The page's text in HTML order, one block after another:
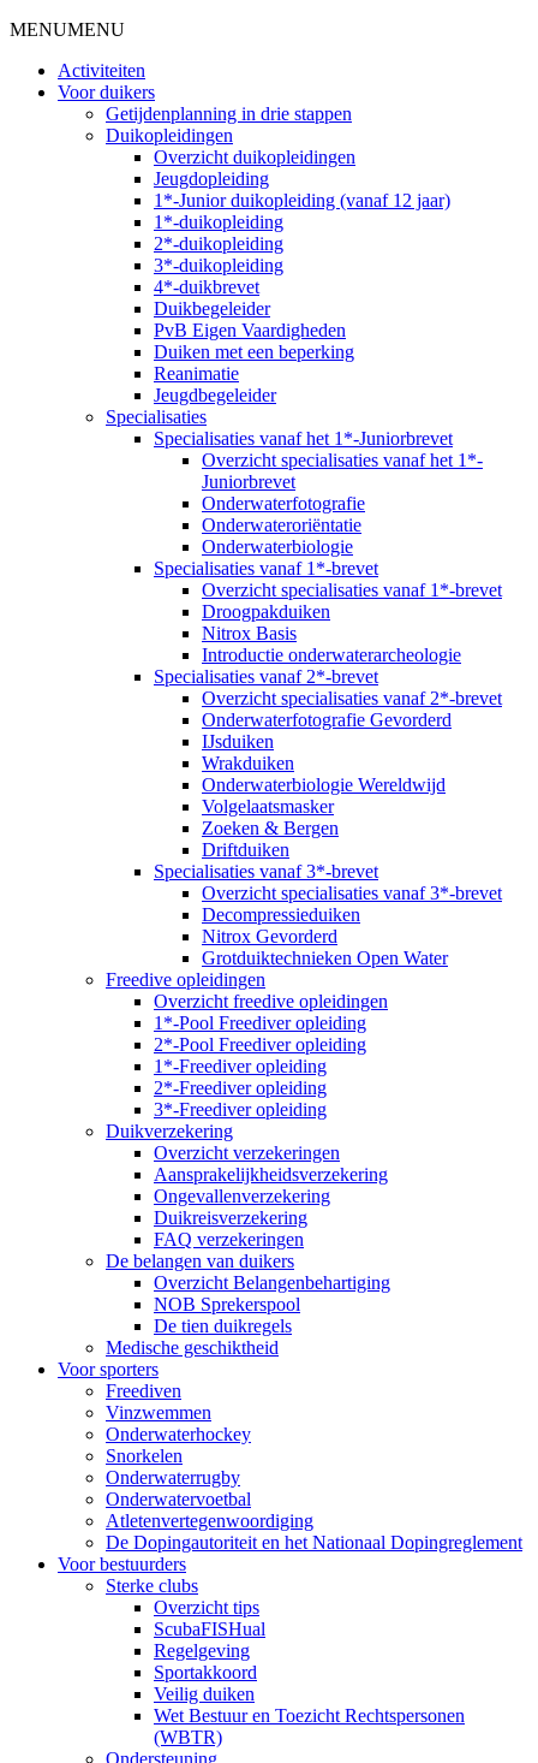
MENUMENU
Activiteiten
Voor duikers
Getijdenplanning in drie stappen
Duikopleidingen
Overzicht duikopleidingen
Jeugdopleiding
1*-Junior duikopleiding (vanaf 12 jaar)
1*-duikopleiding
2*-duikopleiding
3*-duikopleiding
4*-duikbrevet
Duikbegeleider
PvB Eigen Vaardigheden
Duiken met een beperking
Reanimatie
Jeugdbegeleider
Specialisaties
Specialisaties vanaf het 1*-Juniorbrevet
Overzicht specialisaties vanaf het 1*-
Juniorbrevet
Onderwaterfotografie
Onderwateroriëntatie
Onderwaterbiologie
Specialisaties vanaf 1*-brevet
Overzicht specialisaties vanaf 1*-brevet
Droogpakduiken
Nitrox Basis
Introductie onderwaterarcheologie
Specialisaties vanaf 2*-brevet
Overzicht specialisaties vanaf 2*-brevet
Onderwaterfotografie Gevorderd
IJsduiken
Wrakduiken
Onderwaterbiologie Wereldwijd
Volgelaatsmasker
Zoeken & Bergen
Driftduiken
Specialisaties vanaf 3*-brevet
Overzicht specialisaties vanaf 3*-brevet
Decompressieduiken
Nitrox Gevorderd
Grotduiktechnieken Open Water
Freedive opleidingen
Overzicht freedive opleidingen
1*-Pool Freediver opleiding
2*-Pool Freediver opleiding
1*-Freediver opleiding
2*-Freediver opleiding
3*-Freediver opleiding
Duikverzekering
Overzicht verzekeringen
Aansprakelijkheidsverzekering
Ongevallenverzekering
Duikreisverzekering
FAQ verzekeringen
De belangen van duikers
Overzicht Belangenbehartiging
NOB Sprekerspool
De tien duikregels
Medische geschiktheid
Voor sporters
Freediven
Vinzwemmen
Onderwaterhockey
Snorkelen
Onderwaterrugby
Onderwatervoetbal
Atletenvertegenwoordiging
De Dopingautoriteit en het Nationaal Dopingreglement
Voor bestuurders
Sterke clubs
Overzicht tips
ScubaFISHual
Regelgeving
Sportakkoord
Veilig duiken
Wet Bestuur en Toezicht Rechtspersonen
(WBTR)
Ondersteuning